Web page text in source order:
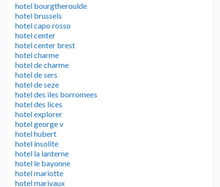
hotel bourgtheroulde
hotel brussels
hotel capo rosso
hotel center
hotel center brest
hotel charme
hotel de charme
hotel de sers
hotel de seze
hotel des iles borromees
hotel des lices
hotel explorer
hotel george v
hotel hubert
hotel insolite
hotel la lanterne
hotel le bayonne
hotel mariotte
hotel marivaux